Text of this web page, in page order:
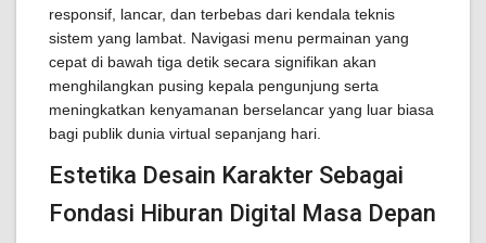
responsif, lancar, dan terbebas dari kendala teknis
sistem yang lambat. Navigasi menu permainan yang
cepat di bawah tiga detik secara signifikan akan
menghilangkan pusing kepala pengunjung serta
meningkatkan kenyamanan berselancar yang luar biasa
bagi publik dunia virtual sepanjang hari.
Estetika Desain Karakter Sebagai
Fondasi Hiburan Digital Masa Depan